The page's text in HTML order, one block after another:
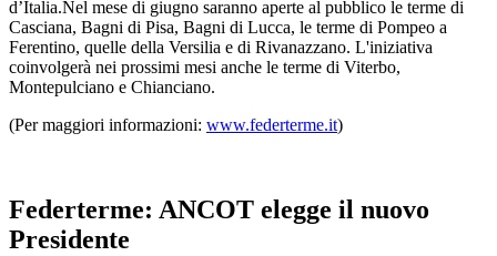
d’Italia.Nel mese di giugno saranno aperte al pubblico le terme di
Casciana, Bagni di Pisa, Bagni di Lucca, le terme di Pompeo a
Ferentino, quelle della Versilia e di Rivanazzano. L'iniziativa
coinvolgerà nei prossimi mesi anche le terme di Viterbo,
Montepulciano e Chianciano.
(Per maggiori informazioni: www.federterme.it)
Federterme: ANCOT elegge il nuovo
Presidente